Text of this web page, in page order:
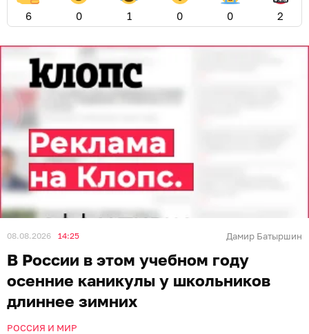
6 0 1 0 0 2
08.08.2026 14:25 Дамир Батыршин
В России в этом учебном году
осенние каникулы у школьников
длиннее зимних
РОССИЯ И МИР